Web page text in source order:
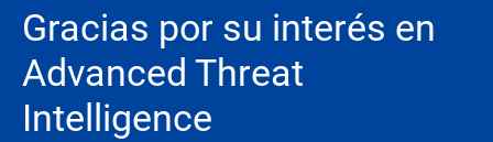
Gracias por su interés en
Advanced Threat
Intelligence